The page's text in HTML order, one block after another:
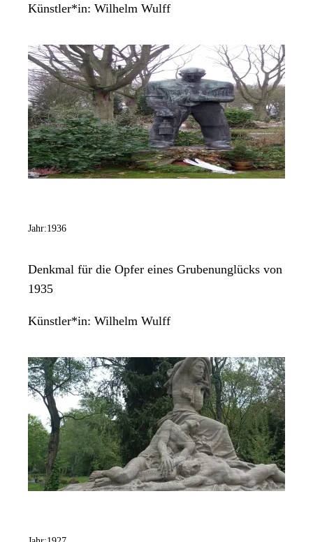
Künstler*in: Wilhelm Wulff
Jahr:1936
Denkmal für die Opfer eines Grubenunglücks von
1935
Künstler*in: Wilhelm Wulff